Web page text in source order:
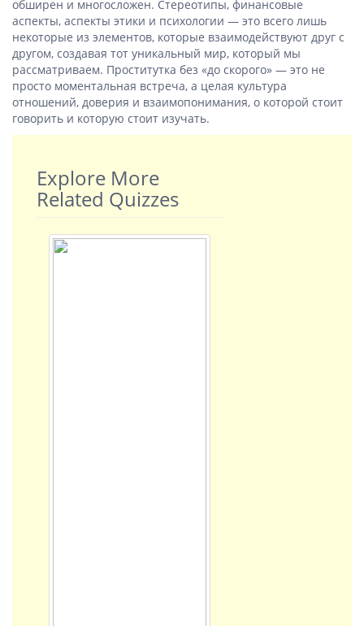
обширен и многосложен. Стереотипы, финансовые
аспекты, аспекты этики и психологии — это всего лишь
некоторые из элементов, которые взаимодействуют друг с
другом, создавая тот уникальный мир, который мы
рассматриваем. Проститутка без «до скорого» — это не
просто моментальная встреча, а целая культура
отношений, доверия и взаимопонимания, о которой стоит
говорить и которую стоит изучать.
Explore More
Related Quizzes